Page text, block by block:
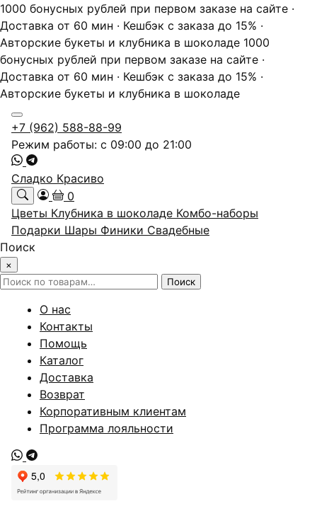
1000 бонусных рублей при первом заказе на сайте ·
Доставка от 60 мин · Кешбэк с заказа до 15% ·
Авторские букеты и клубника в шоколаде 1000
бонусных рублей при первом заказе на сайте ·
Доставка от 60 мин · Кешбэк с заказа до 15% ·
Авторские букеты и клубника в шоколаде
+7 (962) 588-88-99
Режим работы: с 09:00 до 21:00
Сладко Красиво
0
Цветы Клубника в шоколаде Комбо-наборы
Подарки Шары Финики Свадебные
Поиск
×
Искать: Поиск
О нас
Контакты
Помощь
Каталог
Доставка
Возврат
Корпоративным клиентам
Программа лояльности